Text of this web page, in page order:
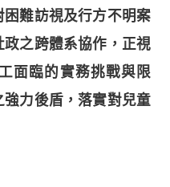
難訪視及行方不明案
之跨體系協作，正視
面臨的實務挑戰與限
力後盾，落實對兒童